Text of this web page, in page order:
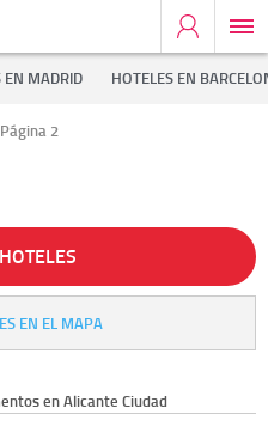
EN MADRID HOTELES EN
Página 2
EN EL MAPA
en Alicante Ciudad